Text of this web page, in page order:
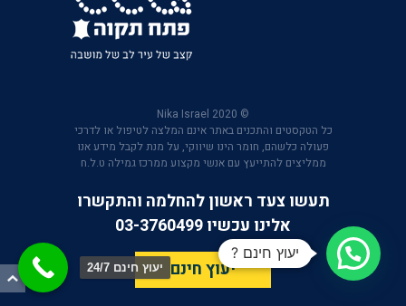
© 2020 Nika Israel
כל הטקסטים והתכנים באתר אינם המלצה לטיפול או לדרכי
פעולה כלשהם, חומר הינו שיווקי, על מנת לקבל מידע אנו
ממליצים להתייעץ עם אנשי מקצוע ממרכז גמילה ט.ל.ח
תעשו צעד ראשון להחלמה והתקשרו
אלינו עכשיו 03-3760499
יעוץ חינם
יעוץ חינם ?
יעוץ חינם 24/7